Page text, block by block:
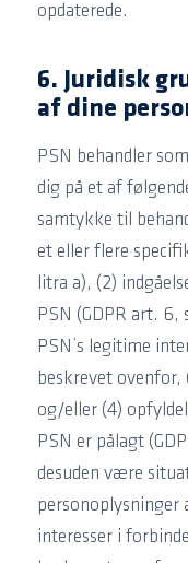
opdaterede.
6. Juridisk
af dine
PSN behandler
dig på et af
samtykke til
et eller flere
litra a), (2)
PSN (GDPR art.
PSN’s legitime
beskrevet
og/eller (4)
PSN er pålagt
desuden være
personoplysninger
interesser i